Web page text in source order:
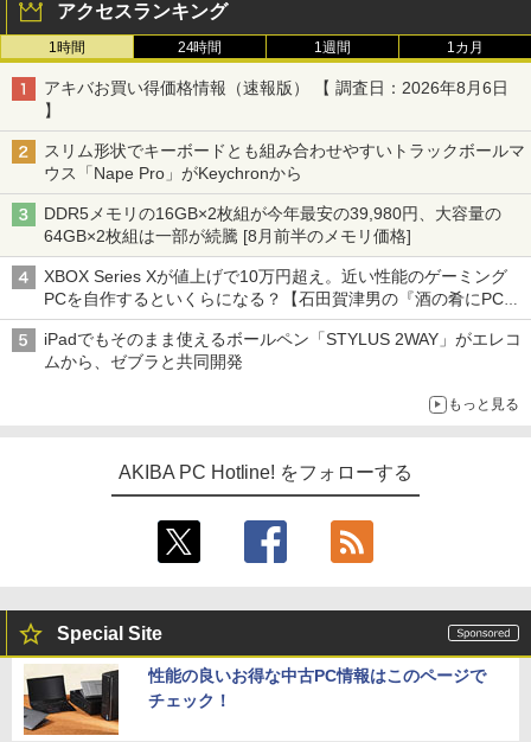
アクセスランキング
1時間 24時間 1週間 1カ月
アキバお買い得価格情報（速報版） 【 調査日：2026年8月6日
】
スリム形状でキーボードとも組み合わせやすいトラックボールマ
ウス「Nape Pro」がKeychronから
DDR5メモリの16GB×2枚組が今年最安の39,980円、大容量の
64GB×2枚組は一部が続騰 [8月前半のメモリ価格]
XBOX Series Xが値上げで10万円超え。近い性能のゲーミング
PCを自作するといくらになる？【石田賀津男の『酒の肴にPCゲ
ーム』】
iPadでもそのまま使えるボールペン「STYLUS 2WAY」がエレコ
ムから、ゼブラと共同開発
もっと見る
AKIBA PC Hotline! をフォローする
Special Site
性能の良いお得な中古PC情報はこのページで
チェック！